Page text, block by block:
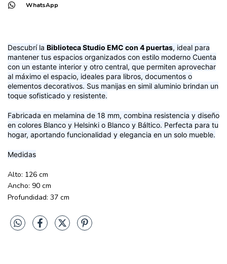
WhatsApp
Descubrí la Biblioteca Studio EMC con 4 puertas, ideal para
mantener tus espacios organizados con estilo moderno Cuenta
con un estante interior y otro central, que permiten aprovechar
al máximo el espacio, ideales para libros, documentos o
elementos decorativos. Sus manijas en simil aluminio brindan un
toque sofisticado y resistente.
Fabricada en melamina de 18 mm, combina resistencia y diseño
en colores Blanco y Helsinki o Blanco y Báltico. Perfecta para tu
hogar, aportando funcionalidad y elegancia en un solo mueble.
Medidas
Alto: 126 cm
Ancho: 90 cm
Profundidad: 37 cm